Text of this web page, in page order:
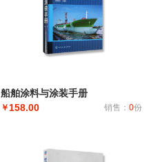
船舶涂料与涂装手册
￥ 158.00 销售： 0份